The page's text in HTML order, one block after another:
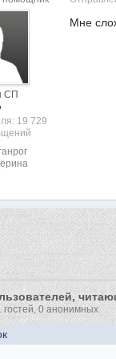
СП
19 729
Мне
гостей, 0 анонимных